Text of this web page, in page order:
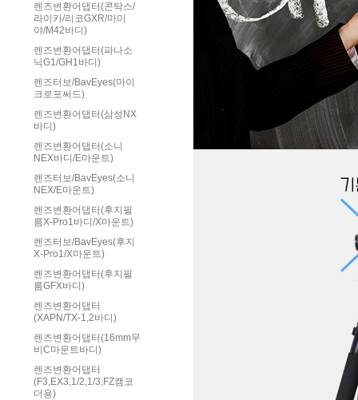
렌즈변환어댑터(콘탁스/
라이카/리코GXR/마미
야/M42바디)
렌즈변환어댑터(파나소
닉G1/GH1바디)
렌즈터보/BavEyes(마이
크로포써드)
렌즈변환어댑터(삼성NX
바디)
렌즈변환어댑터(소니
NEX바디/E마운트)
렌즈터보/BavEyes(소니
NEX/E마운트)
렌즈변환어댑터(후지필
름X-Pro1바디/X마운트)
렌즈터보/BavEyes(후지
X-Pro1/X마운트)
렌즈변환어댑터(후지필
름GFX바디)
렌즈변환어댑터
(XAPN/TX-1,2바디)
렌즈변환어댑터(16mm무
비C마운트바디)
렌즈변환어댑터
(F3,EX3,1/2,1/3,FZ캠코
더용)